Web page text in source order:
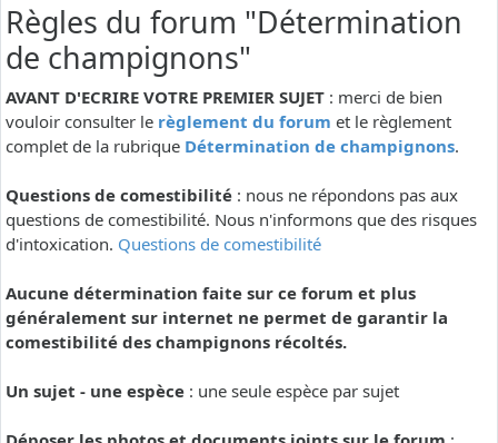
Règles du forum "Détermination
de champignons"
AVANT D'ECRIRE VOTRE PREMIER SUJET : merci de bien
vouloir consulter le règlement du forum et le règlement
complet de la rubrique Détermination de champignons.
Questions de comestibilité : nous ne répondons pas aux
questions de comestibilité. Nous n'informons que des risques
d'intoxication. Questions de comestibilité
Aucune détermination faite sur ce forum et plus
généralement sur internet ne permet de garantir la
comestibilité des champignons récoltés.
Un sujet - une espèce : une seule espèce par sujet